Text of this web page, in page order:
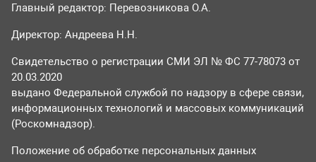
Главный редактор: Перевозникова О.А.
Директор: Андреева Н.Н.
Свидетельство о регистрации СМИ ЭЛ № ФС 77-78073 от
20.03.2020
выдано Федеральной службой по надзору в сфере связи,
информационных технологий и массовых коммуникаций
(Роскомнадзор).
Положение об обработке персональных данных